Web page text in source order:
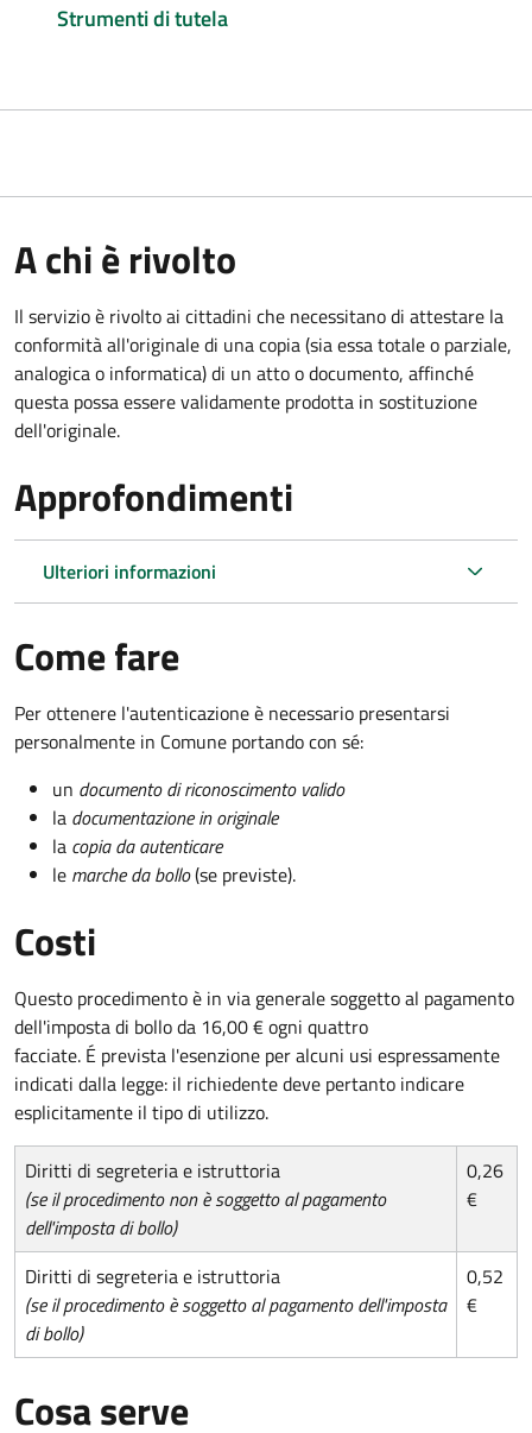
Strumenti di tutela
A chi è rivolto
Il servizio è rivolto ai cittadini che necessitano di attestare la
conformità all'originale di una copia (sia essa totale o parziale,
analogica o informatica) di un atto o documento, affinché
questa possa essere validamente prodotta in sostituzione
dell'originale.
Approfondimenti
Ulteriori informazioni
Come fare
Per ottenere l'autenticazione è necessario presentarsi
personalmente in Comune portando con sé:
un documento di riconoscimento valido
la documentazione in originale
la copia da autenticare
le marche da bollo(se previste).
Costi
Questo procedimento è in via generale soggetto al pagamento
dell'imposta di bollo da 16,00 € ogni quattro
facciate. É prevista l'esenzione per alcuni usi espressamente
indicati dalla legge: il richiedente deve pertanto indicare
esplicitamente il tipo di utilizzo.
Diritti di segreteria e istruttoria
(se il procedimento non è soggetto al pagamento
dell'imposta di bollo)
0,26
€
Diritti di segreteria e istruttoria
(se il procedimento è soggetto al pagamento dell'imposta
di bollo)
0,52
€
Cosa serve